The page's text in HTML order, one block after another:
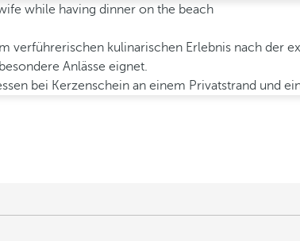
verführerischen kulinarischen Erlebnis nach der
Anlässe eignet.
bei Kerzenschein an einem Privatstrand und